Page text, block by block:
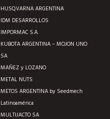
HUSQVARNA ARGENTINA
IDM DESARROLLOS
IMPORMAC S.A.
KUBOTA ARGENTINA – MOJON UNO
SA
MAÑEZ y LOZANO
METAL NUTS
METOS ARGENTINA by Seedmech
Latinoamérica
MULTIJACTO SA